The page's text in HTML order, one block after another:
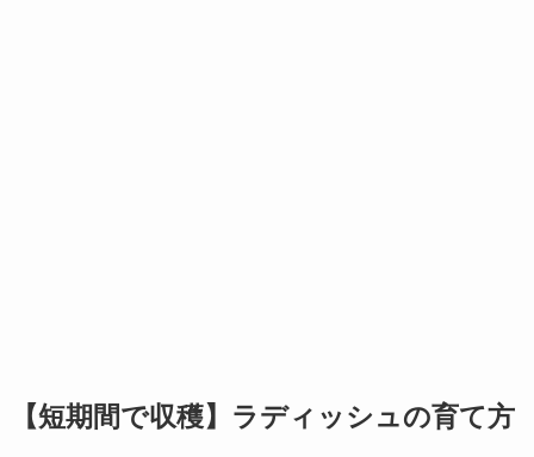
【短期間で収穫】ラディッシュの育て方